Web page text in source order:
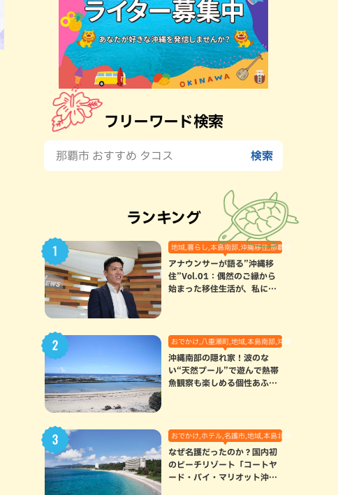
フリーワード検索
ランキング
地域,暮らし,本島南部,沖縄移住,那覇市
アナウンサーが語る”沖縄移
住”Vol.01：偶然のご縁から
始まった移住生活が、私にと
おでかけ,八重瀬町,地域,本島南部,沖縄の海,自然
沖縄南部の隠れ家！波のな
い“天然プール”で遊んで熱帯
魚観察も楽しめる個性あふれ
おでかけ,ホテル,名護市,地域,本島北部
なぜ名護だったのか？国内初
のビーチリゾート「コートヤ
ード・バイ・マリオット沖縄